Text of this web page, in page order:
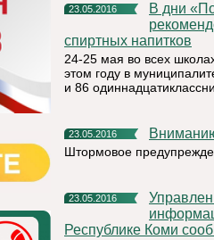
23.05.2016
В дни «Последних звонков» предпринимателям
спиртных напитков
24-25 мая во всех
этом году в
и 86
23.05.2016
Штормовое
23.05.2016
Управление Федеральной службы по надзору в сфере связи,
Республике Коми